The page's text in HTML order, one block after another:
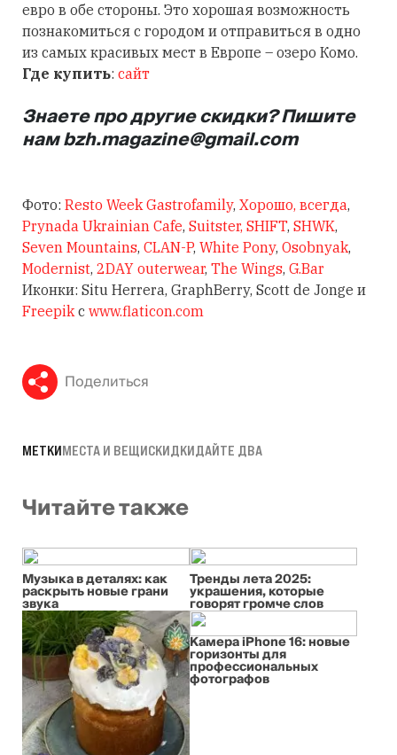
евро в обе стороны. Это хорошая возможность
познакомиться с городом и отправиться в одно
из самых красивых мест в Европе – озеро Комо.
Где купить: сайт
Знаете про другие скидки? Пишите
намbzh.magazine@gmail.com
Фото: Resto Week Gastrofamily, Хорошо, всегда,
Prynada Ukrainian Cafe, Suitster, SHIFT, SHWK,
Seven Mountains, CLAN-P, White Pony, Osobnyak,
Modernist, 2DAY outerwear, The Wings, G.Bar
Иконки: Situ Herrera, GraphBerry, Scott de Jonge и
Freepikс www.flaticon.com
Поделиться
МЕТКИМЕСТА И ВЕЩИСКИДКИДАЙТЕ ДВА
Читайте также
Музыка в деталях: как
раскрыть новые грани
звука
Тренды лета 2025:
украшения, которые
говорят громче слов
Камера iPhone 16: новые
горизонты для
профессиональных
фотографов